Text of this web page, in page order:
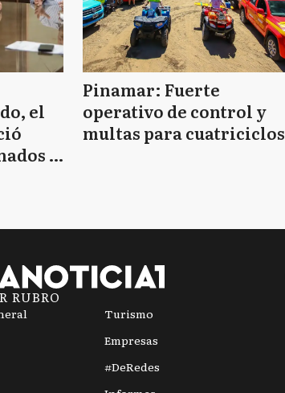
el
y
Pinamar: Fuerte
operativo de control y
multas para cuatriciclos
RUBRO
Turismo
Empresas
#DeRedes